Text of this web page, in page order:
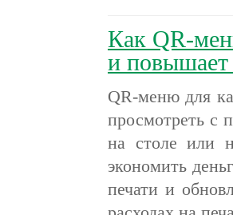
Как QR-
и повышает
QR-меню для
просмотреть с
на столе или
экономить
печати и